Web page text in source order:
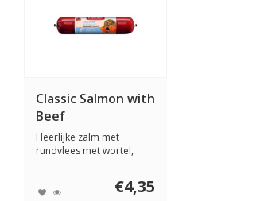
Classic Salmon with
Beef
Heerlijke zalm met
rundvlees met wortel,
€4,35